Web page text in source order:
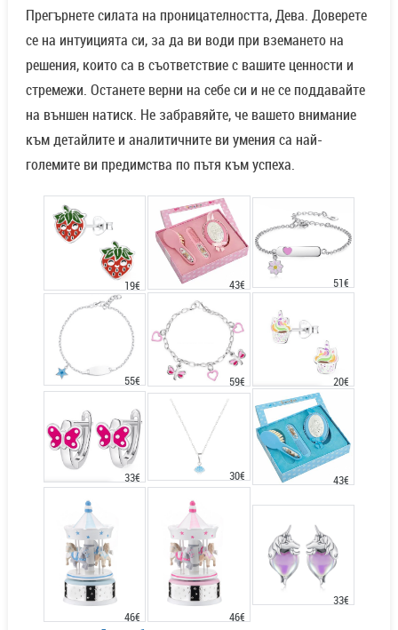
Прегърнете силата на проницателността, Дева. Доверете
се на интуицията си, за да ви води при вземането на
решения, които са в съответствие с вашите ценности и
стремежи. Останете верни на себе си и не се поддавайте
на външен натиск. Не забравяйте, че вашето внимание
към детайлите и аналитичните ви умения са най-
големите ви предимства по пътя към успеха.
19€ 43€ 51€
55€ 59€ 20€
33€ 30€ 43€
46€ 46€
33€